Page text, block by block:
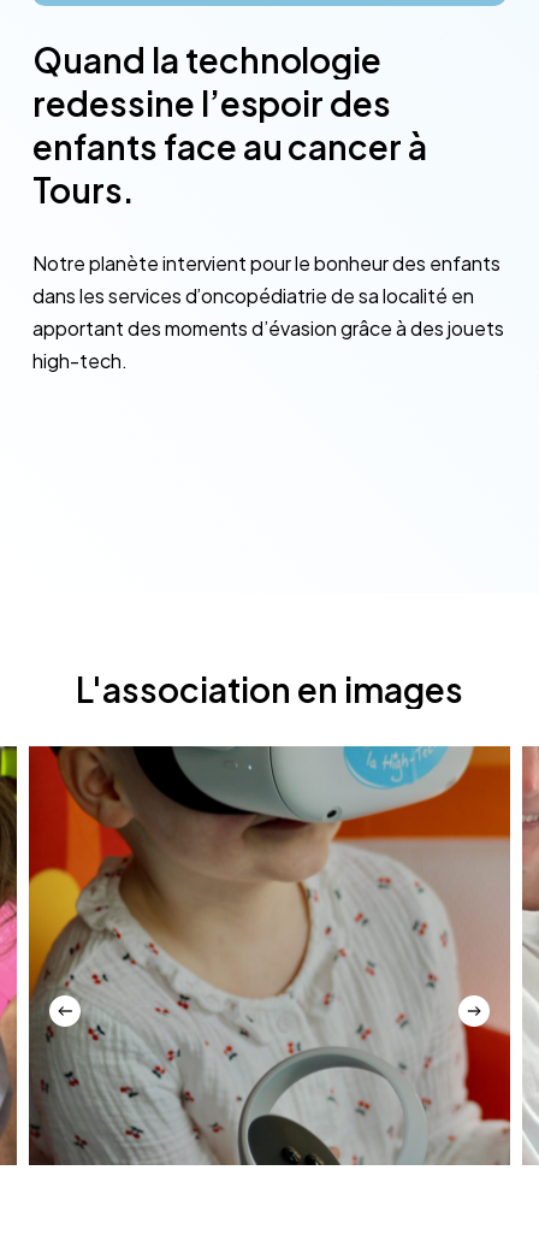
Quand la technologie
redessine l’espoir des
enfants face au cancer à
Tours.
Notre planète intervient pour le bonheur des enfants
dans les services d’oncopédiatrie de sa localité en
apportant des moments d’évasion grâce à des jouets
high-tech.
L'association en images